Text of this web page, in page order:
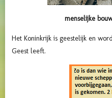
menselijke
Het Koninkrijk is geestelijk en
Geest leeft.